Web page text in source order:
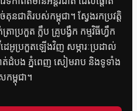
នជាតិរបស់កម្ពុជា។ ស្វែងរកប្រវត្តិ
ប្រកួត ក្លឹប គ្រូបង្វឹក កម្មវិធីហ្វឹក
េអូប្រកួតឡើងវិញ សម្ភារៈប្រដាល់
ត់ដំបង ភ្នំពេញ សៀមរាប និងទូទាំង
កម្ពុជា។